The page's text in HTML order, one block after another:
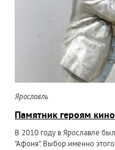
Ярославль
Памятник героям
В 2010 году в Ярославле
"Афоня". Выбор именно